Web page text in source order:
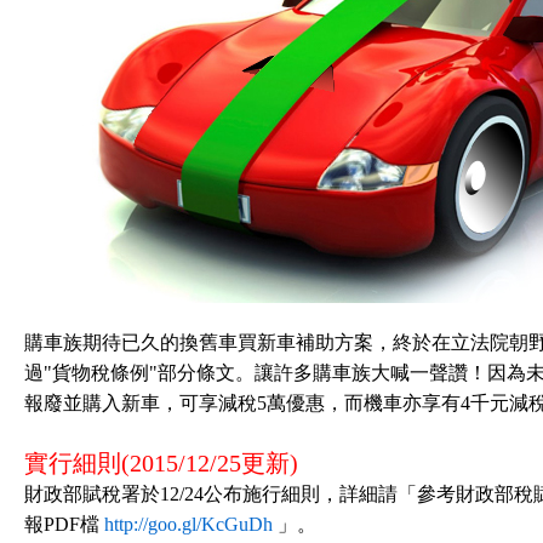
購車族期待已久的換舊車買新車補助方案，終於在立法院朝
過"貨物稅條例"部分條文。讓許多購車族大喊一聲讚！因為
報廢並購入新車，可享減稅5萬優惠，而機車亦享有4千元減
實行細則(2015/12/25更新)
財政部賦稅署於12/24公布施行細則，詳細請「參考財政部稅
報PDF檔 http://goo.gl/KcGuDh 」。